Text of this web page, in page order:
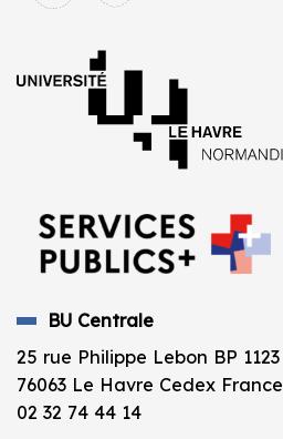
BU Centrale
25 rue Philippe Lebon BP 1123
76063 Le Havre Cedex France
02 32 74 44 14